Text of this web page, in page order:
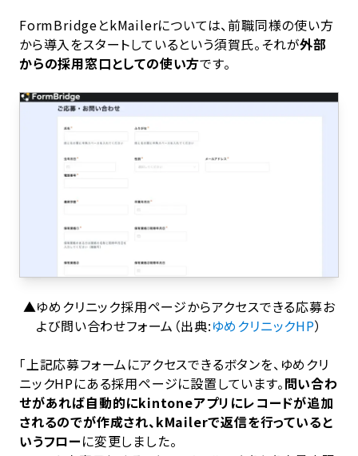
FormBridgeとkMailerについては、前職同様の使い方
から導入をスタートしているという須賀氏。それが外部
からの採用窓口としての使い方です。
▲ゆめクリニック採用ページからアクセスできる応募お
よび問い合わせフォーム（出典:ゆめクリニックHP）
「上記応募フォームにアクセスできるボタンを、ゆめクリ
ニックHPにある採用ページに設置しています。問い合わ
せがあれば自動的にkintoneアプリにレコードが追加
されるのでが作成され、kMailerで返信を行っていると
いうフローに変更しました。